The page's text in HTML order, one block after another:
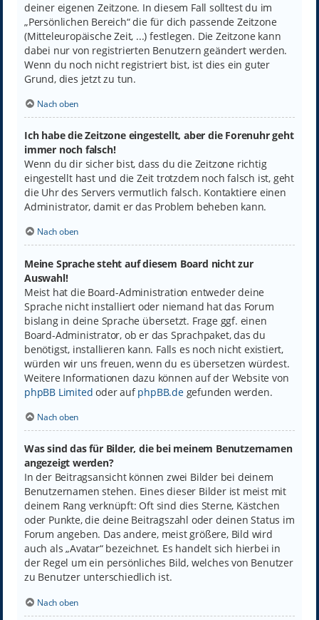
deiner eigenen Zeitzone. In diesem Fall solltest du im
„Persönlichen Bereich“ die für dich passende Zeitzone
(Mitteleuropäische Zeit, ...) festlegen. Die Zeitzone kann
dabei nur von registrierten Benutzern geändert werden.
Wenn du noch nicht registriert bist, ist dies ein guter
Grund, dies jetzt zu tun.
Nach oben
Ich habe die Zeitzone eingestellt, aber die Forenuhr geht
immer noch falsch!
Wenn du dir sicher bist, dass du die Zeitzone richtig
eingestellt hast und die Zeit trotzdem noch falsch ist, geht
die Uhr des Servers vermutlich falsch. Kontaktiere einen
Administrator, damit er das Problem beheben kann.
Nach oben
Meine Sprache steht auf diesem Board nicht zur
Auswahl!
Meist hat die Board-Administration entweder deine
Sprache nicht installiert oder niemand hat das Forum
bislang in deine Sprache übersetzt. Frage ggf. einen
Board-Administrator, ob er das Sprachpaket, das du
benötigst, installieren kann. Falls es noch nicht existiert,
würden wir uns freuen, wenn du es übersetzen würdest.
Weitere Informationen dazu können auf der Website von
phpBB Limited oder aufphpBB.degefunden werden.
Nach oben
Was sind das für Bilder, die bei meinem Benutzernamen
angezeigt werden?
In der Beitragsansicht können zwei Bilder bei deinem
Benutzernamen stehen. Eines dieser Bilder ist meist mit
deinem Rang verknüpft: Oft sind dies Sterne, Kästchen
oder Punkte, die deine Beitragszahl oder deinen Status im
Forum angeben. Das andere, meist größere, Bild wird
auch als „Avatar“ bezeichnet. Es handelt sich hierbei in
der Regel um ein persönliches Bild, welches von Benutzer
zu Benutzer unterschiedlich ist.
Nach oben